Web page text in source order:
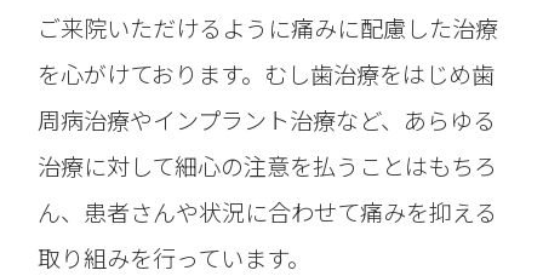
ご来院いただけるように痛みに配慮した治療
を心がけております。むし歯治療をはじめ歯
周病治療やインプラント治療など、あらゆる
治療に対して細心の注意を払うことはもちろ
ん、患者さんや状況に合わせて痛みを抑える
取り組みを行っています。